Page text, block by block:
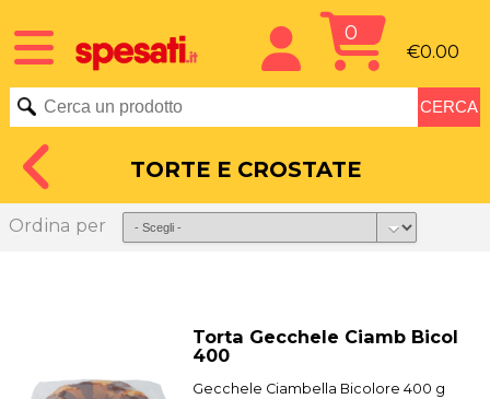
0
€0.00
TORTE E CROSTATE
Ordina per
Torta Gecchele Ciamb Bicol
400
Gecchele Ciambella Bicolore 400 g